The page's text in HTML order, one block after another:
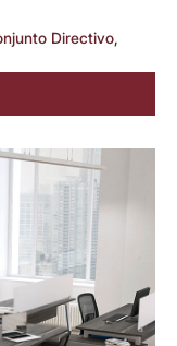
Directivo,